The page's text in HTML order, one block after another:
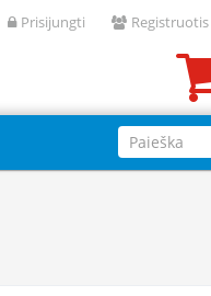
Prisijungti Registruotis